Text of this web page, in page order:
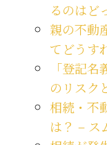
るのはど
親の不動
てどうす
「登記
のリスク
相続・不
は？ – ス